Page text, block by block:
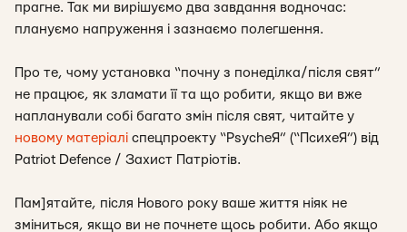
прагне. Так ми вирішуємо два завдання водночас:
плануємо напруження і зазнаємо полегшення.
Про те, чому установка “почну з понеділка/після свят”
не працює, як зламати її та що робити, якщо ви вже
напланували собі багато змін після свят, читайте у
новому матеріалі спецпроекту “PsycheЯ” (“ПсихеЯ”) від
Patriot Defence / Захист Патріотів.
Пам]ятайте, після Нового року ваше життя ніяк не
зміниться, якщо ви не почнете щось робити. Або якщо